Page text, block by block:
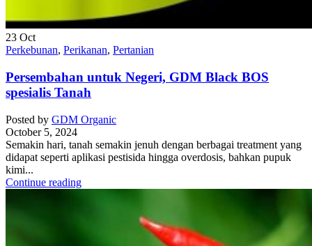
23 Oct
Perkebunan, Perikanan, Pertanian
Persembahan untuk Negeri, GDM Black BOS
spesialis Tanah
Posted by GDM Organic
October 5, 2024
Semakin hari, tanah semakin jenuh dengan berbagai treatment yang
didapat seperti aplikasi pestisida hingga overdosis, bahkan pupuk
kimi...
Continue reading